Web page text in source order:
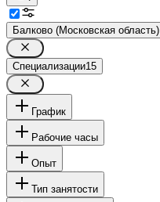
Балково (Московская область)
Специализации15
График
Рабочие часы
Опыт
Тип занятости